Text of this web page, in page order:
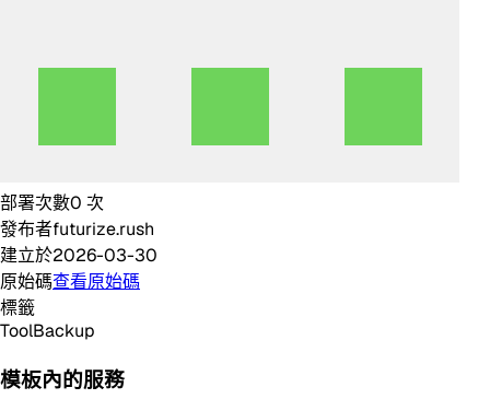
部署次數0 次
發布者futurize.rush
建立於2026-03-30
原始碼查看原始碼
標籤
ToolBackup
模板內的服務